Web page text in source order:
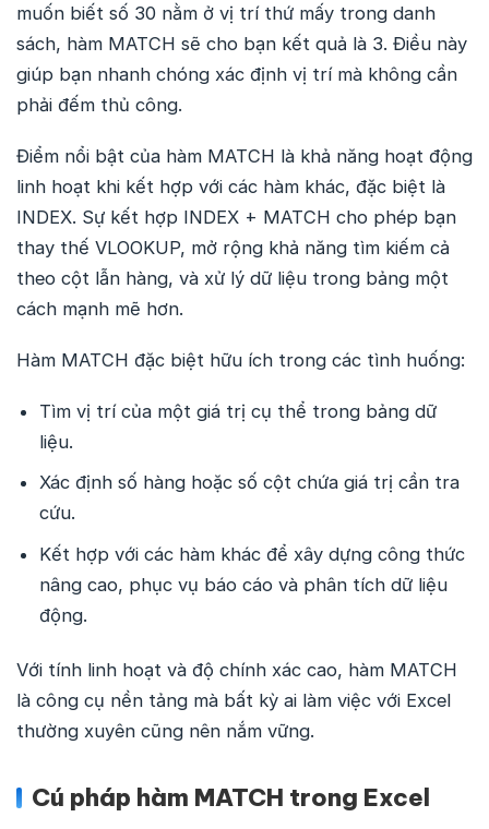
muốn biết số 30 nằm ở vị trí thứ mấy trong danh
sách, hàm MATCH sẽ cho bạn kết quả là 3. Điều này
giúp bạn nhanh chóng xác định vị trí mà không cần
phải đếm thủ công.
Điểm nổi bật của hàm MATCH là khả năng hoạt động
linh hoạt khi kết hợp với các hàm khác, đặc biệt là
INDEX. Sự kết hợp INDEX + MATCH cho phép bạn
thay thế VLOOKUP, mở rộng khả năng tìm kiếm cả
theo cột lẫn hàng, và xử lý dữ liệu trong bảng một
cách mạnh mẽ hơn.
Hàm MATCH đặc biệt hữu ích trong các tình huống:
Tìm vị trí của một giá trị cụ thể trong bảng dữ
liệu.
Xác định số hàng hoặc số cột chứa giá trị cần tra
cứu.
Kết hợp với các hàm khác để xây dựng công thức
nâng cao, phục vụ báo cáo và phân tích dữ liệu
động.
Với tính linh hoạt và độ chính xác cao, hàm MATCH
là công cụ nền tảng mà bất kỳ ai làm việc với Excel
thường xuyên cũng nên nắm vững.
Cú pháp hàm MATCH trong Excel